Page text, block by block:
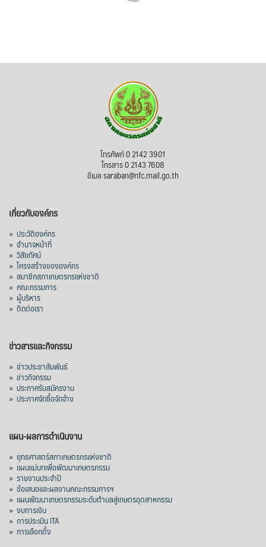
โทรศัพท์ 0 2142 3901
โทรสาร 0 2143 7608
อีเมล saraban@nfc.mail.go.th
เกี่ยวกับองค์กร
» ประวัติองค์กร
» อำนาจหน้าที่
» วิสัยทัศน์
» โครงสร้างขององค์กร
» สมาชิกสภาเกษตรกรแห่งชาติ
» คณะกรรมการ
» ผู้บริหาร
» ติดต่อเรา
ข่าวสารและกิจกรรม
» ข่าวประชาสัมพันธ์
» ข่าวกิจกรรม
» ประกาศรับสมัครงาน
» ประกาศจัดซื้อจัดจ้าง
แผน-ผลการดำเนินงาน
» ยุทธศาสตร์สภาเกษตรกรแห่งชาติ
» แผนแม่บทเพื่อพัฒนาเกษตรกรรม
» รายงานประจำปี
» ข้อเสนอและผลงานคณะกรรมการฯ
» แผนพัฒนาเกษตรกรรมระดับตำบลสู่เกษตรอุตสาหกรรม
» งบการเงิน
» การประเมิน ITA
» การเลือกตั้ง